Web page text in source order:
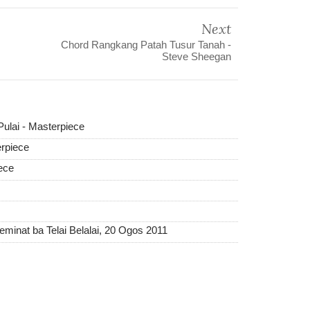
Next
Chord Rangkang Patah Tusur Tanah -
Steve Sheegan
- Masterpiece
ba Telai Belalai, 20 Ogos 2011